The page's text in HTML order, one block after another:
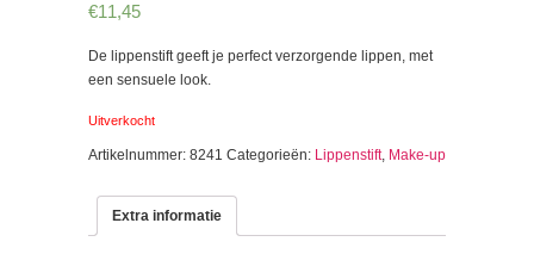
€11,45
De lippenstift geeft je perfect verzorgende lippen, met
een sensuele look.
Uitverkocht
Artikelnummer: 8241 Categorieën: Lippenstift, Make-up
Extra informatie